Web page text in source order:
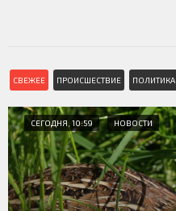
СВЕЖЕЕ ПРОИСШЕСТВИЕ ПОЛИТИКА
СЕГОДНЯ, 10:59 НОВОСТИ